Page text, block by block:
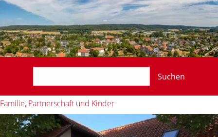
Suchen
Familie, Partnerschaft und Kinder